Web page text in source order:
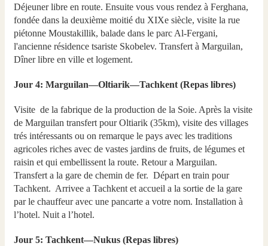
Déjeuner libre en route. Ensuite vous vous rendez à Ferghana,
fondée dans la deuxième moitié du XIXe siècle, visite la rue
piétonne Moustakillik, balade dans le parc Al-Fergani,
l'ancienne résidence tsariste Skobelev. Transfert à Marguilan,
Dîner libre en ville et logement.
Jour 4: Marguilan—Oltiarik—Tachkent (Repas libres)
Visite de la fabrique de la production de la Soie. Après la visite
de Marguilan transfert pour Oltiarik (35km), visite des villages
trés intéressants ou on remarque le pays avec les traditions
agricoles riches avec de vastes jardins de fruits, de légumes et
raisin et qui embellissent la route. Retour а Marguilan.
Transfert a la gare de chemin de fer. Départ en train pour
Tachkent. Arrivee a Tachkent et accueil a la sortie de la gare
par le chauffeur avec une pancarte a votre nom. Installation à
l’hotel. Nuit a l’hotel.
Jour 5: Tachkent—Nukus (Repas libres)